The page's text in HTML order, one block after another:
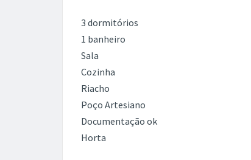
3 dormitórios
1 banheiro
Sala
Cozinha
Riacho
Poço Artesiano
Documentação ok
Horta